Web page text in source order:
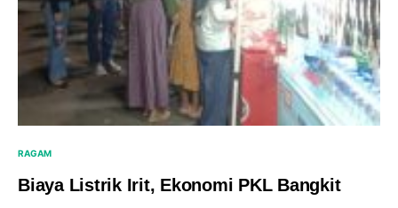
RAGAM
Biaya Listrik Irit, Ekonomi PKL Bangkit